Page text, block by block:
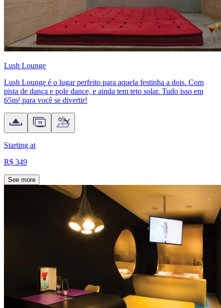
Lush Lounge
Lush Lounge é o lugar perfeito para aquela festinha a dois. Com
pista de dança e pole dance, e ainda tem teto solar. Tudo isso em
65m² para você se divertir!
Starting at
R$ 349
See more